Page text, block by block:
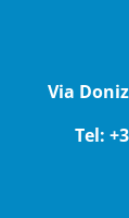
Via
Tel: